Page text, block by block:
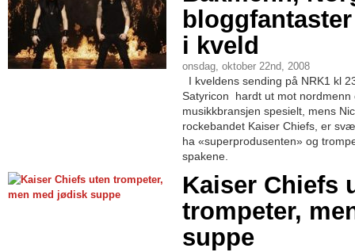
i kveld
onsdag, oktober 22nd, 2008
I kveldens sending på NRK1 kl
Satyricon hardt ut mot nordmenn
musikkbransjen spesielt, mens
rockebandet Kaiser Chiefs, er
ha «superprodusenten» og
spakene.
Kaiser Chiefs
trompeter,
suppe